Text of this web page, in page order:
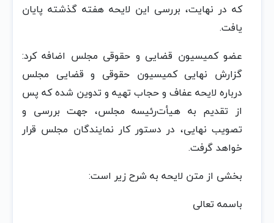
که در نهایت، بررسی این لایحه هفته گذشته پایان
یافت.
عضو کمیسیون قضایی و حقوقی مجلس اضافه کرد:
گزارش نهایی کمیسیون حقوقی و قضایی مجلس
درباره لایحه عفاف و حجاب تهیه و تدوین شده که پس
از تقدیم به هیأت‌رئیسه مجلس، جهت بررسی و
تصویب نهایی، در دستور کار نمایندگان مجلس قرار
خواهد گرفت.
بخشی از متن لایحه به شرح زیر است:
باسمه‌ تعالی‌